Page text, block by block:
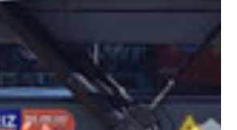
de alcanzar alturas de 12m a 43m.
14.15 m
15.24 m